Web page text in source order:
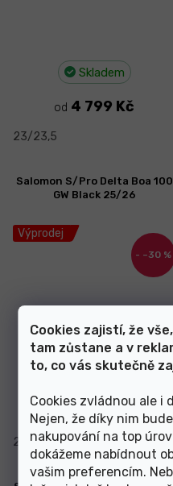
Cookies zajistí, že
tam zůstane a v
to, co vás skutečně
Cookies zvládnou ale i
Nejen, že díky nim
nakupování na top
dokážeme nabídnout
vašim preferencím.
Skladem
od 4 799 Kč
23/23,5
Výprodej
–30 %
Salomon S/Pro Delta Boa 100
GW Black 25/26
8 959 Kč
26/26,5